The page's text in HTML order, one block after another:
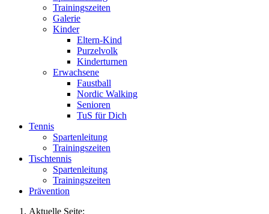
Trainingszeiten
Galerie
Kinder
Eltern-Kind
Purzelvolk
Kinderturnen
Erwachsene
Faustball
Nordic Walking
Senioren
TuS für Dich
Tennis
Spartenleitung
Trainingszeiten
Tischtennis
Spartenleitung
Trainingszeiten
Prävention
Aktuelle Seite: